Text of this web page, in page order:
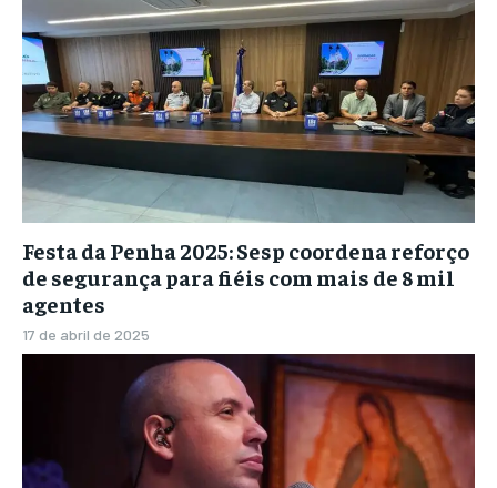
Festa da Penha 2025: Sesp coordena reforço
de segurança para fiéis com mais de 8 mil
agentes
17 de abril de 2025